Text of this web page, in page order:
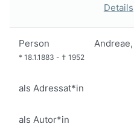
Details
Person
* 18.1.1883 - † 1952
als Adressat*in
als Autor*in